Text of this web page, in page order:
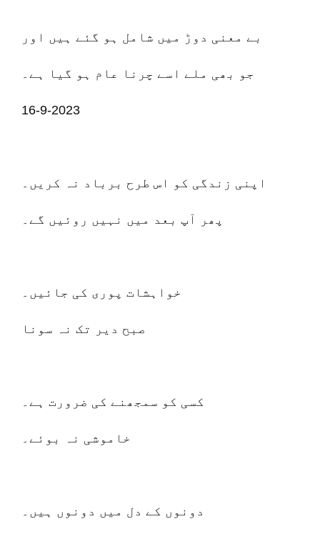
بے معنی دوڑ میں شامل ہو گئے ہیں اور
جو بھی ملے اسے چرنا عام ہو گیا ہے۔
16-9-2023
اپنی زندگی کو اس طرح برباد نہ کریں۔
پھر آپ بعد میں نہیں روئیں گے۔
خواہشات پوری کی جائیں۔
صبح دیر تک نہ سونا
کسی کو سمجھنے کی ضرورت ہے۔
خاموشی نہ بوئے۔
دونوں کے دل میں دونوں ہیں۔